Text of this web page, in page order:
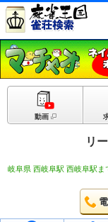
動画
リ
岐阜県 西岐阜駅 西岐阜駅ま